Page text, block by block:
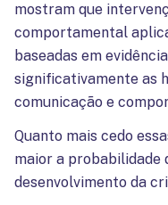
mostram que
comportamental
baseadas em
significativamente as
comunicação e
Quanto mais cedo
maior a probabilidade
desenvolvimento da